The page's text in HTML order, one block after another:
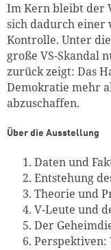
Im Kern bleibt der
sich dadurch einer
Kontrolle. Unter
große VS-Skandal
zurück zeigt: Das
Demokratie mehr
abzuschaffen.
Über die Ausstellung
Daten und
Entstehung
Theorie und
V-Leute und
Der
Perspektiven: